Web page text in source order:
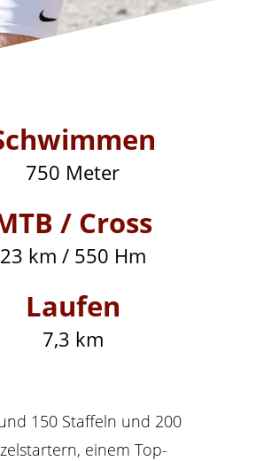
750 Meter
/ Cross
23 km / 550 Hm
Laufen
7,3 km
150 Staffeln und 200
einem Top-